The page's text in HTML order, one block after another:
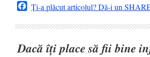
Facebook
Ți-a plăcut articolul? Dă-i un
Dacă îți place să fii bine